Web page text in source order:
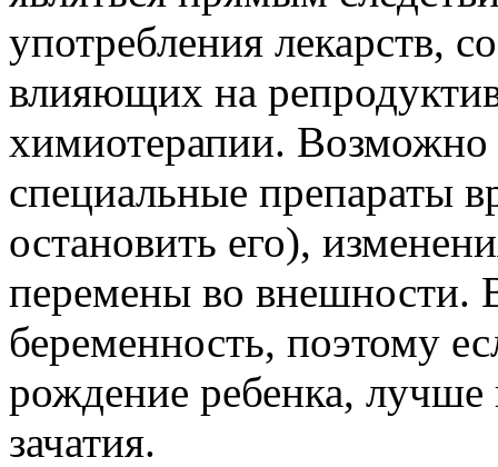
употребления лекарств,
влияющих на
химиотерапии. Возможно
специальные препараты
остановить его),
перемены во внешности.
беременность, поэтому
рождение ребенка, лучше
зачатия.